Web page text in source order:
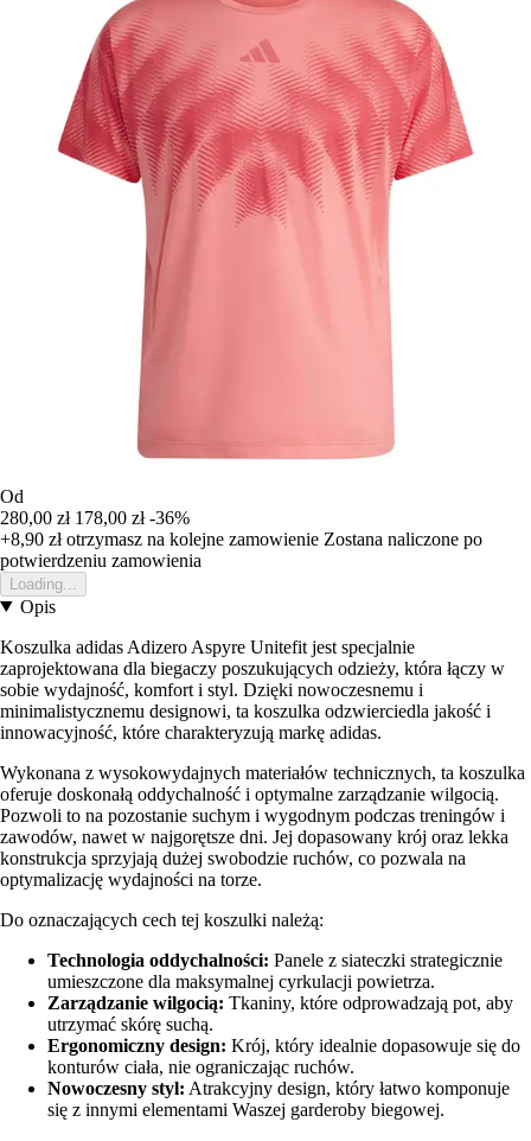
Od
280,00 zł 178,00 zł -36%
+8,90 złotrzymasz na kolejne zamowienie Zostana naliczone po
potwierdzeniu zamowienia
Loading...
Opis
Koszulka adidas Adizero Aspyre Unitefit jest specjalnie
zaprojektowana dla biegaczy poszukujących odzieży, która łączy w
sobie wydajność, komfort i styl. Dzięki nowoczesnemu i
minimalistycznemu designowi, ta koszulka odzwierciedla jakość i
innowacyjność, które charakteryzują markę adidas.
Wykonana z wysokowydajnych materiałów technicznych, ta koszulka
oferuje doskonałą oddychalność i optymalne zarządzanie wilgocią.
Pozwoli to na pozostanie suchym i wygodnym podczas treningów i
zawodów, nawet w najgorętsze dni. Jej dopasowany krój oraz lekka
konstrukcja sprzyjają dużej swobodzie ruchów, co pozwala na
optymalizację wydajności na torze.
Do oznaczających cech tej koszulki należą:
Technologia oddychalności: Panele z siateczki strategicznie
umieszczone dla maksymalnej cyrkulacji powietrza.
Zarządzanie wilgocią: Tkaniny, które odprowadzają pot, aby
utrzymać skórę suchą.
Ergonomiczny design: Krój, który idealnie dopasowuje się do
konturów ciała, nie ograniczając ruchów.
Nowoczesny styl: Atrakcyjny design, który łatwo komponuje
się z innymi elementami Waszej garderoby biegowej.